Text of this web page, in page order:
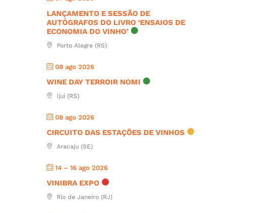
LANÇAMENTO E SESSÃO DE
AUTÓGRAFOS DO LIVRO ‘ENSAIOS DE
ECONOMIA DO VINHO’
Porto Alegre (RS)
08 ago 2026
WINE DAY TERROIR NOMI
Ijuí (RS)
08 ago 2026
CIRCUITO DAS ESTAÇÕES DE VINHOS
Aracaju (SE)
14 – 16 ago 2026
VINIBRA EXPO
Rio de Janeiro (RJ)